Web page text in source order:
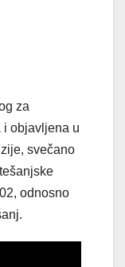
za
i objavljena u
svečano
odnosno